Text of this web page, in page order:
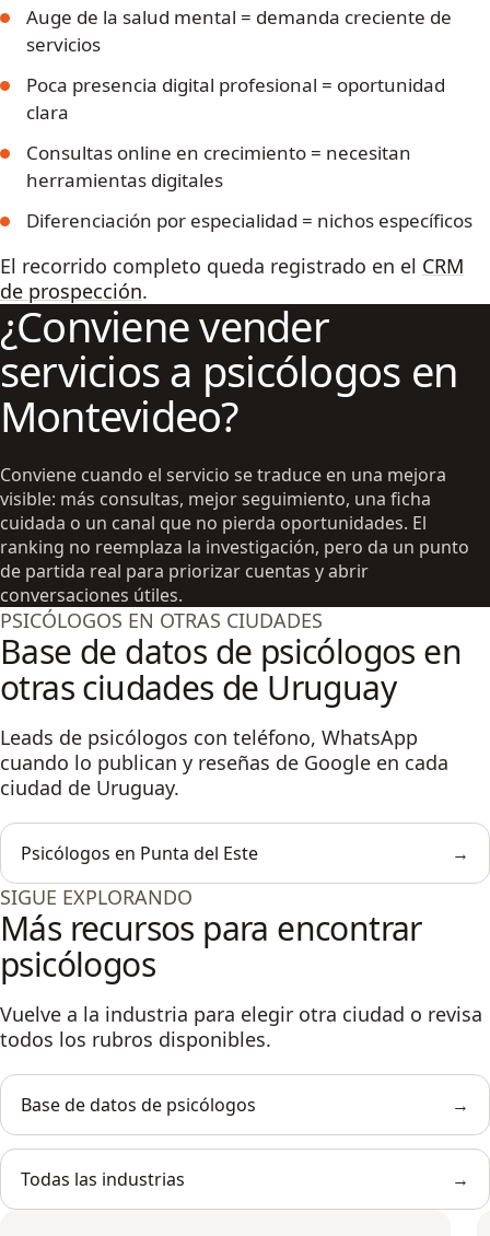
Auge de la salud mental = demanda creciente de
servicios
Poca presencia digital profesional = oportunidad
clara
Consultas online en crecimiento = necesitan
herramientas digitales
Diferenciación por especialidad = nichos específicos
El recorrido completo queda registrado en el CRM
de prospección.
¿Conviene vender
servicios a psicólogos en
Montevideo?
Conviene cuando el servicio se traduce en una mejora
visible: más consultas, mejor seguimiento, una ficha
cuidada o un canal que no pierda oportunidades. El
ranking no reemplaza la investigación, pero da un punto
de partida real para priorizar cuentas y abrir
conversaciones útiles.
PSICÓLOGOS EN OTRAS CIUDADES
Base de datos de psicólogos en
otras ciudades de Uruguay
Leads de psicólogos con teléfono, WhatsApp
cuando lo publican y reseñas de Google en cada
ciudad de Uruguay.
Psicólogos en Punta del Este →
SIGUE EXPLORANDO
Más recursos para encontrar
psicólogos
Vuelve a la industria para elegir otra ciudad o revisa
todos los rubros disponibles.
Base de datos de psicólogos →
Todas las industrias →